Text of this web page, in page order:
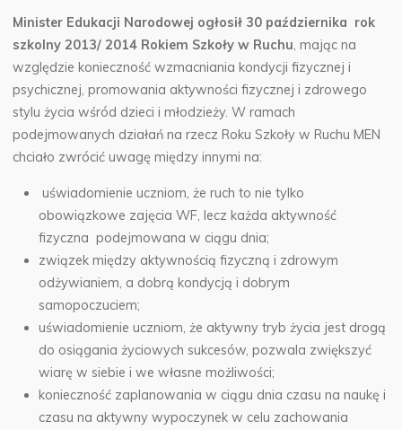
Minister Edukacji Narodowej ogłosił 30 października rok
szkolny 2013/ 2014 Rokiem Szkoły w Ruchu,mając na
względzie konieczność wzmacniania kondycji fizycznej i
psychicznej, promowania aktywności fizycznej i zdrowego
stylu życia wśród dzieci i młodzieży. W ramach
podejmowanych działań na rzecz Roku Szkoły w Ruchu MEN
chciało zwrócić uwagę między innymi na:
uświadomienie uczniom, że ruch to nie tylko
obowiązkowe zajęcia WF, lecz każda aktywność
fizyczna podejmowana w ciągu dnia;
związek między aktywnością fizyczną i zdrowym
odżywianiem, a dobrą kondycją i dobrym
samopoczuciem;
uświadomienie uczniom, że aktywny tryb życia jest drogą
do osiągania życiowych sukcesów, pozwala zwiększyć
wiarę w siebie i we własne możliwości;
konieczność zaplanowania w ciągu dnia czasu na naukę i
czasu na aktywny wypoczynek w celu zachowania